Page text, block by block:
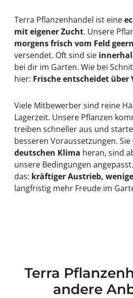
Terra Pflanzenhandel ist eine
mit eigener Zucht. Unsere
morgens frisch vom Feld
versendet. Oft sind sie
bei dir im Garten. Wie bei
hier: Frische entscheidet
Viele Mitbewerber sind reine
Lagerzeit. Unsere Pflanzen
treiben schneller aus und
besseren Voraussetzungen.
deutschen Klima heran, sind
unsere Bedingungen
das: kräftiger Austrieb,
langfristig mehr Freude im
Terra
andere